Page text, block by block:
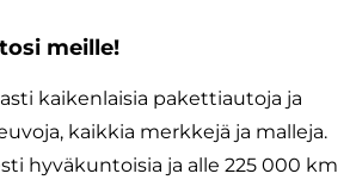
meille!
kaikenlaisia pakettiautoja ja
kaikkia merkkejä ja malleja.
hyväkuntoisia ja alle 225 000 km